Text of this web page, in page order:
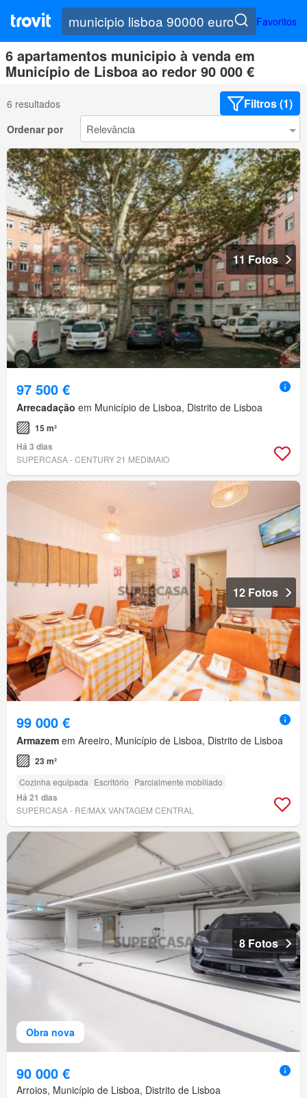
Favoritos
6 apartamentos municipio à venda em
Município de Lisboa ao redor 90 000 €
6 resultados Filtros (1)
Ordenar por
11 Fotos
97 500 €
Arrecadação em Município de Lisboa, Distrito de Lisboa
15 m²
Há 3 dias
SUPERCASA - CENTURY 21 MEDIMAIO
12 Fotos
99 000 €
Armazem em Areeiro, Município de Lisboa, Distrito de Lisboa
23 m²
Cozinha equipada Escritório Parcialmente mobiliado
Há 21 dias
SUPERCASA - RE/MAX VANTAGEM CENTRAL
Obra nova
8 Fotos
90 000 €
Arroios, Município de Lisboa, Distrito de Lisboa